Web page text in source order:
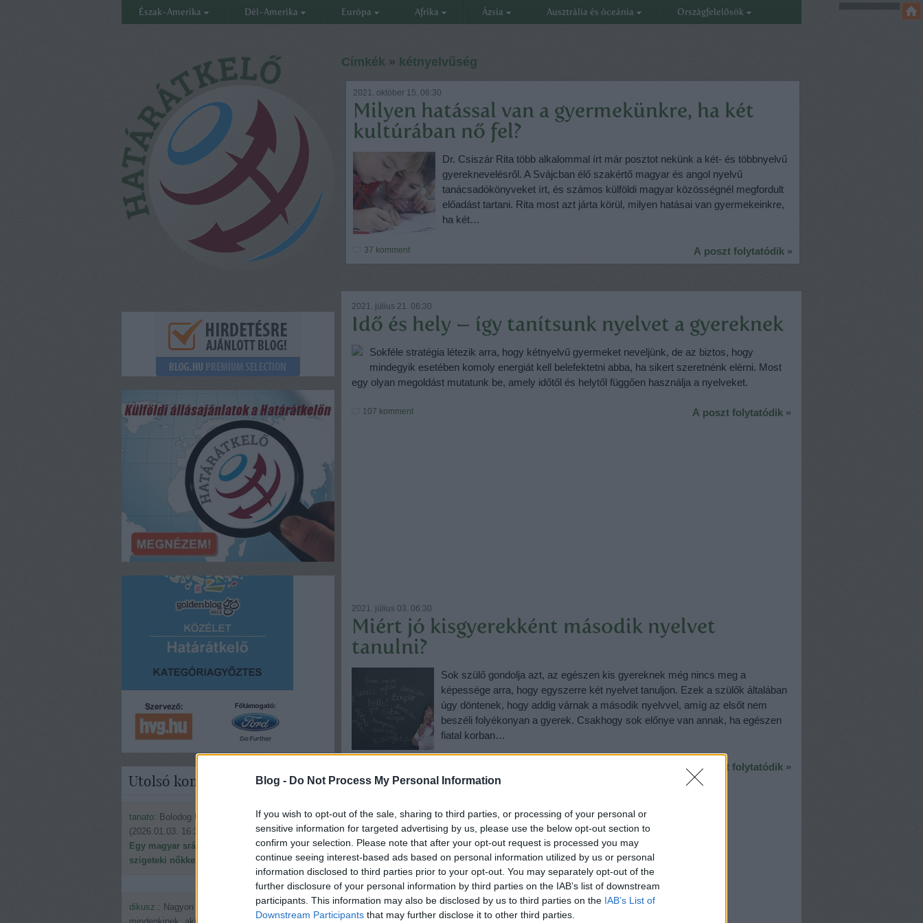
Blog - Do Not Process My Personal Information
If you wish to opt-out of the sale, sharing to third parties, or processing of your personal or
sensitive information for targeted advertising by us, please use the below opt-out section to
confirm your selection. Please note that after your opt-out request is processed you may
continue seeing interest-based ads based on personal information utilized by us or personal
information disclosed to third parties prior to your opt-out. You may separately opt-out of the
further disclosure of your personal information by third parties on the IAB’s list of downstream
participants. This information may also be disclosed by us to third parties on the IAB’s List of
Downstream Participants that may further disclose it to other third parties.
Észak-Amerika Dél-Amerika Európa Afrika Ázsia Ausztrália és óceánia Országfelelősök
Utolsó kommentek
tanato: Bolodog Új évet kívánok én is.
(2026.01.03. 16:30
Egy magyar srác ismerkedése a fülöp-
szigeteki nőkkel
dikusz.: Nagyon boldog ünnepeket kívánok
Címkék » kétnyelvűség
2021. október 15. 06:30
Milyen hatással van a gyermekünkre, ha két
kultúrában nő fel?
Dr. Csiszár Rita több alkalommal írt már posztot nekünk a két- és többnyelvű
gyereknevelésről. A Svájcban élő szakértő magyar és angol nyelvű
tanácsadókönyveket írt, és számos külföldi magyar közösségnél megfordult
előadást tartani. Rita most azt járta körül, milyen hatásai van gyermekeinkre,
ha két…
37 komment A poszt folytatódik »
2021. július 21. 06:30
Idő és hely – így tanítsunk nyelvet a gyereknek
Sokféle stratégia létezik arra, hogy kétnyelvű gyermeket neveljünk, de az biztos, hogy
mindegyik esetében komoly energiát kell belefektetni abba, ha sikert szeretnénk elérni. Most
egy olyan megoldást mutatunk be, amely időtől és helytől függően használja a nyelveket.
107 komment A poszt folytatódik »
2021. július 03. 06:30
Miért jó kisgyerekként második nyelvet
tanulni?
Sok szülő gondolja azt, az egészen kis gyereknek még nincs meg a
képessége arra, hogy egyszerre két nyelvet tanuljon. Ezek a szülők általában
úgy döntenek, hogy addig várnak a második nyelvvel, amíg az elsőt nem
beszéli folyékonyan a gyerek. Csakhogy sok előnye van annak, ha egészen
fiatal korban…
A poszt folytatódik »